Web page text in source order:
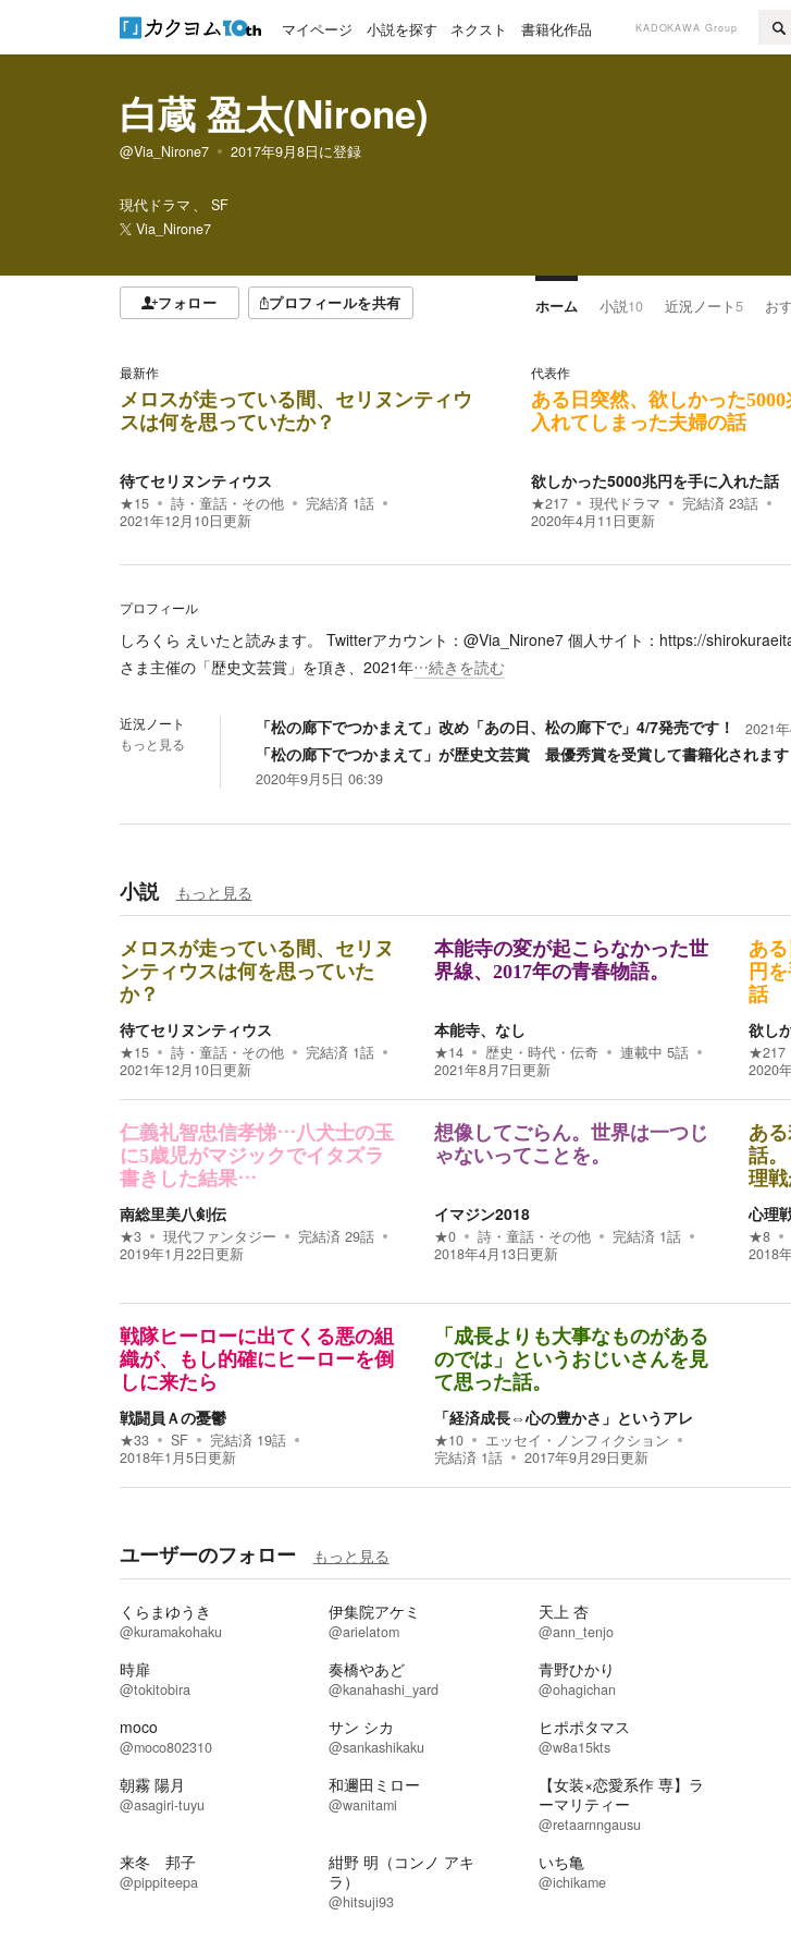
マイページ 小説を探す ネクスト 書籍化作品 KADOKAWA Group
白蔵 盈太(Nirone)
@Via_Nirone7 2017年9月8日に登録
現代ドラマ
SF
Via_Nirone7
フォロー プロフィールを共有 ホーム 小説10 近況ノート 5 お
最新作
メロスが走っている間、セリヌンティウ
スは何を思っていたか？
待てセリヌンティウス
★15 詩・童話・その他 完結済 1話
2021年12月10日更新
代表作
ある日突然、欲しかった
入れてしまった夫婦の話
欲しかった5000兆円を手に入れた話
★217 現代ドラマ 完結済 23話
2020年4月11日更新
プロフィール
しろくら えいたと読みます。 Twitterアカウント：@Via_Nirone7 個人サイト：https://
さま主催の「歴史文芸賞」を頂き、2021年…続きを読む
近況ノート
もっと見る
「松の廊下でつかまえて」改め「あの日、松の廊下で」4/7発売です！ 2021
「松の廊下でつかまえて」が歴史文芸賞 最優秀賞を受賞して書籍化されます
2020年9月5日 06:39
小説 もっと見る
メロスが走っている間、セリヌ
ンティウスは何を思っていた
か？
待てセリヌンティウス
★15 詩・童話・その他 完結済 1話
2021年12月10日更新
本能寺の変が起こらなかった世
界線、2017年の青春物語。
本能寺、なし
★14 歴史・時代・伝奇 連載中 5話
2021年8月7日更新
あ
円
話
欲し
★217
2020
仁義礼智忠信孝悌…八犬士の玉
に5歳児がマジックでイタズラ
書きした結果…
南総里美八剣伝
★3 現代ファンタジー 完結済 29話
2019年1月22日更新
想像してごらん。世界は一つじ
ゃないってことを。
イマジン2018
★0 詩・童話・その他 完結済 1話
2018年4月13日更新
あ
話
理
心理
★8
2018
戦隊ヒーローに出てくる悪の組
織が、もし的確にヒーローを倒
しに来たら
戦闘員Ａの憂鬱
★33 SF 完結済 19話
2018年1月5日更新
「成長よりも大事なものがある
のでは」というおじいさんを見
て思った話。
「経済成長⇔心の豊かさ」というアレ
★10
エッセイ・ノンフィクション
完結済 1話 2017年9月29日更新
ユーザーのフォロー もっと見る
くらまゆうき
@kuramakohaku
伊集院アケミ
@arielatom
天上 杏
@ann_tenjo
時扉
@tokitobira
奏橋やあど
@kanahashi_yard
青野ひかり
@ohagichan
moco
@moco802310
サン シカ
@sankashikaku
ヒポポタマス
@w8a15kts
朝霧 陽月
@asagiri-tuyu
和邇田ミロー
@wanitami
【女装×恋愛系作 専】ラ
ーマリティー
@retaarnngausu
来冬 邦子
@pippiteepa
紺野 明（コンノ アキ
ラ）
@hitsuji93
いち亀
@ichikame